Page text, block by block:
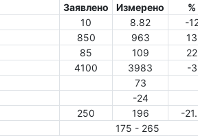
Заявлено
Измерено
%
10 8.82
-
850 963
13
85 109
22
4100 3983
-3
73
-24
250 196
-
175 - 265